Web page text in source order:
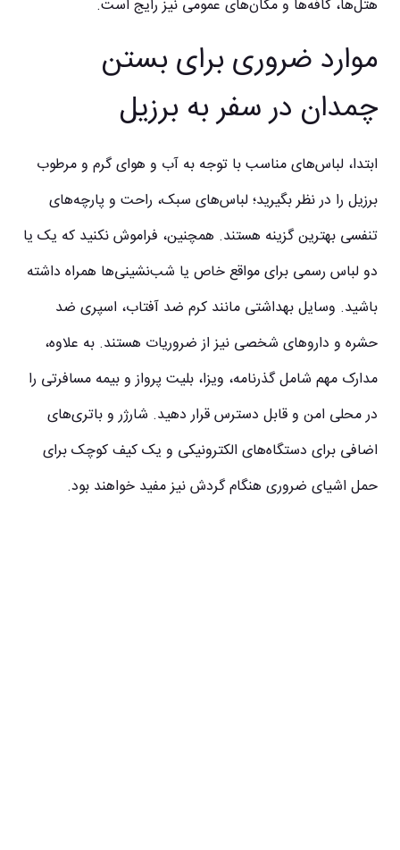
هتل‌ها، کافه‌ها و مکان‌های عمومی نیز رایج است.
موارد ضروری برای بستن
چمدان در سفر به برزیل
ابتدا، لباس‌های مناسب با توجه به آب و هوای گرم و مرطوب
برزیل را در نظر بگیرید؛ لباس‌های سبک، راحت و پارچه‌های
تنفسی بهترین گزینه هستند. همچنین، فراموش نکنید که یک یا
دو لباس رسمی برای مواقع خاص یا شب‌نشینی‌ها همراه داشته
باشید. وسایل بهداشتی مانند کرم ضد آفتاب، اسپری ضد
حشره و داروهای شخصی نیز از ضروریات هستند. به علاوه،
مدارک مهم شامل گذرنامه، ویزا، بلیت پرواز و بیمه مسافرتی را
در محلی امن و قابل دسترس قرار دهید. شارژر و باتری‌های
اضافی برای دستگاه‌های الکترونیکی و یک کیف کوچک برای
حمل اشیای ضروری هنگام گردش نیز مفید خواهند بود.